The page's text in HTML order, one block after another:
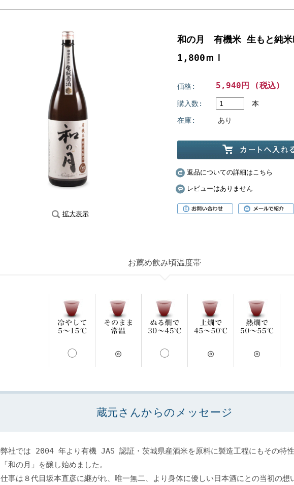
拡大表示
和の月 有機米 生もと純
1,800ｍｌ
価格: 5,940円 (税込)
購入数: 本
在庫: あり
返品についての詳細はこちら
レビューはありません
お薦め飲み頃温度帯
〇 ◎ 〇 ◎ ◎
蔵元さんからのメッセージ
弊社では 2004 年より有機 JAS 認証・茨城県産酒米を原料に製造工程にもその特
「和の月」を醸し始めました。
仕事は８代目坂本直彦に継がれ、唯一無二、より身体に優しい日本酒にとの当初の想